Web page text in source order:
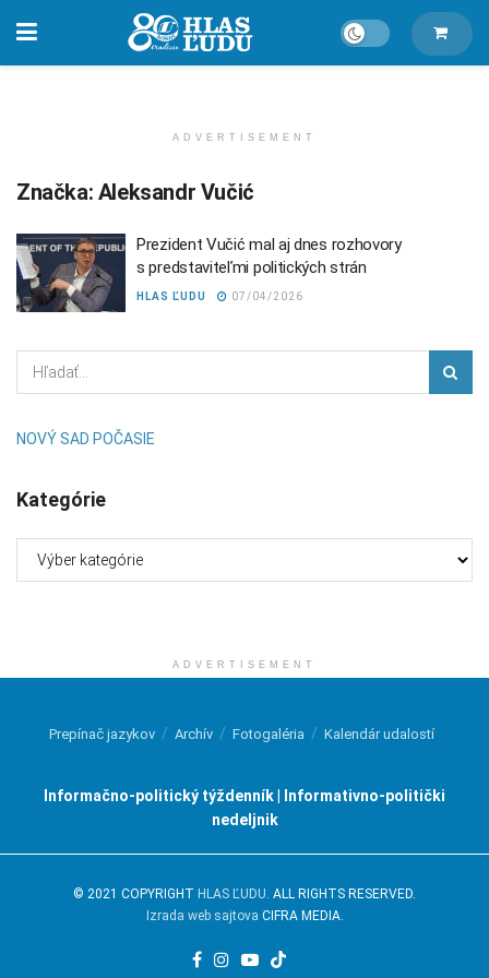
ADVERTISEMENT
Značka: Aleksandr Vučić
Prezident Vučić mal aj dnes rozhovory
s predstaviteľmi politických strán
HLAS ĽUDU 07/04/2026
NOVÝ SAD POČASIE
Kategórie
ADVERTISEMENT
Prepínač jazykov Archív Fotogaléria Kalendár udalostí
Informačno-politický týždenník | Informativno-politički
nedeljnik
© 2021 COPYRIGHT HLAS ĽUDU . ALL RIGHTS RESERVED.
Izrada web sajtova CIFRA MEDIA.